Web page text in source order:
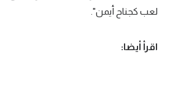
لعب كجناح أيمن".
اقرأ أيضا: